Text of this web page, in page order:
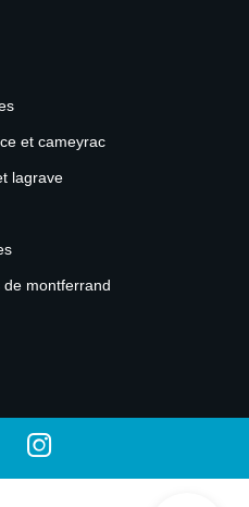
et cameyrac
lagrave
montferrand